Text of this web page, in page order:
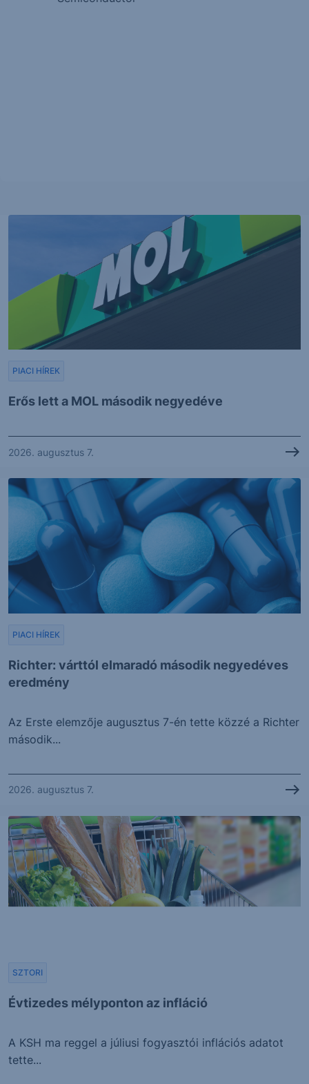
Erős lett a MOL második negyedéve
PIACI HÍREK
2026. augusztus 7.
Richter: várttól elmaradó második negyedéves
eredmény
PIACI HÍREK
Az Erste elemzője augusztus 7-én tette közzé a Richter
második...
2026. augusztus 7.
Évtizedes mélyponton az infláció
SZTORI
A KSH ma reggel a júliusi fogyasztói inflációs adatot
tette...